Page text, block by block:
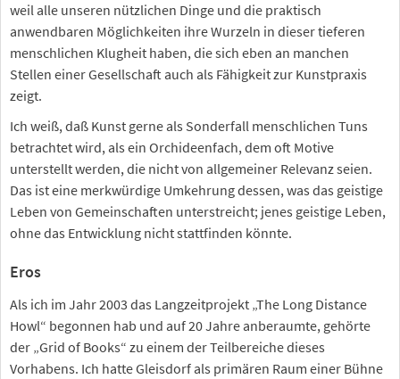
weil alle unseren nützlichen Dinge und die praktisch
anwendbaren Möglichkeiten ihre Wurzeln in dieser tieferen
menschlichen Klugheit haben, die sich eben an manchen
Stellen einer Gesellschaft auch als Fähigkeit zur Kunstpraxis
zeigt.
Ich weiß, daß Kunst gerne als Sonderfall menschlichen Tuns
betrachtet wird, als ein Orchideenfach, dem oft Motive
unterstellt werden, die nicht von allgemeiner Relevanz seien.
Das ist eine merkwürdige Umkehrung dessen, was das geistige
Leben von Gemeinschaften unterstreicht; jenes geistige Leben,
ohne das Entwicklung nicht stattfinden könnte.
Eros
Als ich im Jahr 2003 das Langzeitprojekt „The Long Distance
Howl“ begonnen hab und auf 20 Jahre anberaumte, gehörte
der „Grid of Books“ zu einem der Teilbereiche dieses
Vorhabens. Ich hatte Gleisdorf als primären Raum einer Bühne